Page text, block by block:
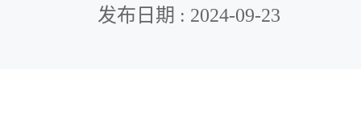
发布日期 : 2024-09-23